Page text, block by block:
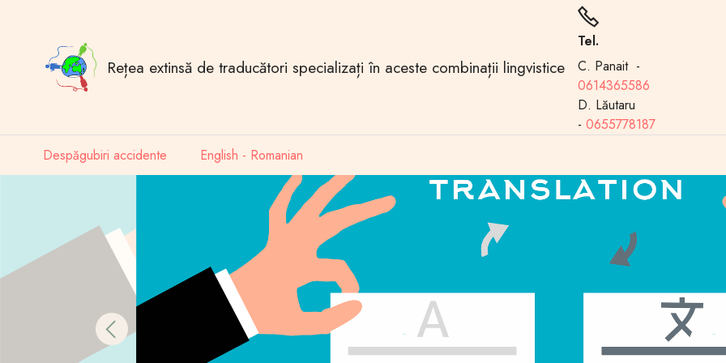
Rețea extinsă de traducători specializați în aceste combinații lingvistice
Tel.
C. Panait -
0614365586
D. Lăutaru
-0655778187
Despăgubiri accidente
English - Romanian
Previous